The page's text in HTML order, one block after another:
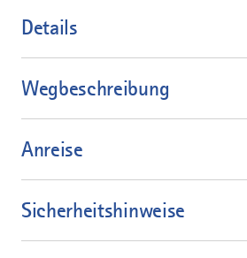
Details
Wegbeschreibung
Anreise
Sicherheitshinweise